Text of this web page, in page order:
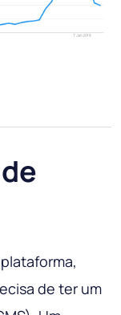
de ter um